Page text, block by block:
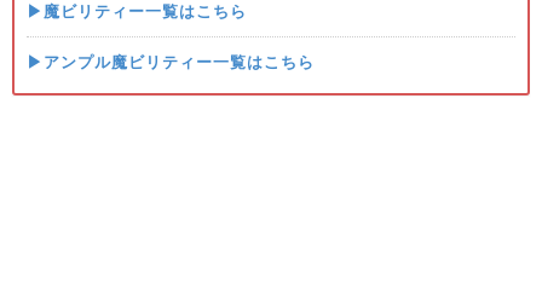
▶魔ビリティー一覧はこちら
▶アンプル魔ビリティー一覧はこちら